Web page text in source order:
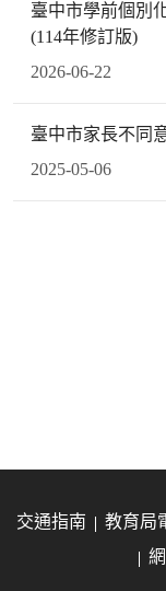
臺中市學前個別
(114年修訂版)
2026-06-22
臺中市家長不同
2025-05-06
交通指南 教育局